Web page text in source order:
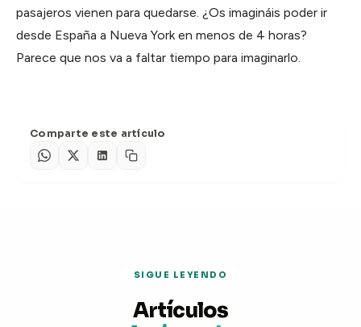
pasajeros vienen para quedarse. ¿Os imagináis poder ir
desde España a Nueva York en menos de 4 horas?
Parece que nos va a faltar tiempo para imaginarlo.
Comparte este artículo
SIGUE LEYENDO
Artículos